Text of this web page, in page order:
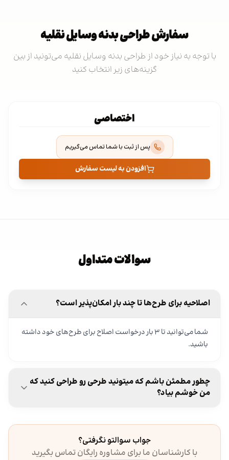
سفارش طراحی بدنه وسایل نقلیه
با توجه به نیاز خود از طراحی بدنه وسایل نقلیه می‌تونید از بین
گزینه‌های زیر انتخاب کنید
اختصاصی
پس از ثبت با شما تماس می‌گیریم
افزودن به لیست سفارش
سوالات متداول
اصلاحیه برای طرح‌ها تا چند بار امکان‌پذیر است؟
شما می‌توانید تا ۳ بار درخواست اصلاح برای طرح‌های خود داشته
باشید.
چطور مطمئن باشم که میتونید طرحی رو طراحی کنید که
من خوشم بیاد؟
جواب سوالتو نگرفتی؟
با کارشناسان ما برای مشاوره رایگان تماس بگیرید